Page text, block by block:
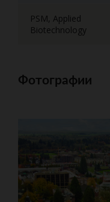
PSM, Applied
Biotechnology
Фотографии